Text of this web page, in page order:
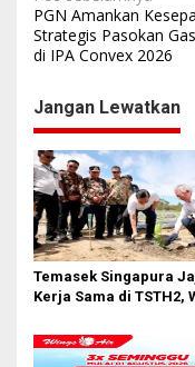
a
v
i
g
a
s
i
p
o
s
PGN Amankan
Strategis Pasokan
di IPA Convex 2026
Jangan Lewatkan
Temasek Singapura
Kerja Sama di TSTH2,
Kembangkan Pusat
Bioekonomi Tropis